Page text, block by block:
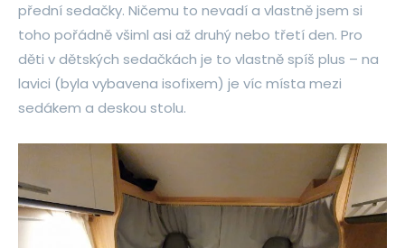
přední sedačky. Ničemu to nevadí a vlastně jsem si
toho pořádně všiml asi až druhý nebo třetí den. Pro
děti v dětských sedačkách je to vlastně spíš plus – na
lavici (byla vybavena isofixem) je víc místa mezi
sedákem a deskou stolu.